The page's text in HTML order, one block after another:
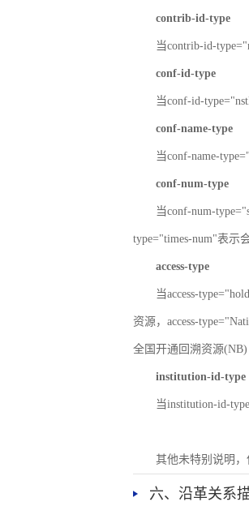
contrib-id-type
当contrib-id-
conf-id-type
当conf-id-
conf-name-type
当conf-name-
conf-num-type
当conf-num-
type="times-num"表示
access-type
当access-
资源，access-
全国开通回溯资源(NB)
institution-id-type
当institution-id-
其他未特别说明
六、沿革关系